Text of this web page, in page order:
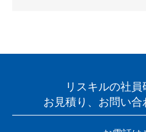
リスキルの社
お見積り、お問い